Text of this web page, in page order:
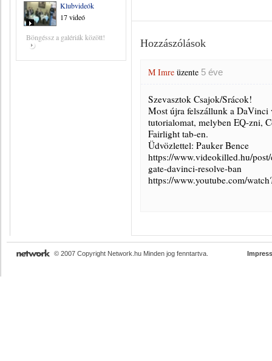
Klubvideók
17 videó
Böngéssz a galériák között! Hozzászólások
M Imre üzente 5 éve
Szevasztok Csajok/Srácok!
Most újra felszállunk a DaVinci
tutorialomat, melyben EQ-zni,
Fairlight tab-en.
Üdvözlettel: Pauker Bence
https://www.videokilled.hu/
gate-davinci-resolve-ban
https://www.youtube.com/
© 2007 Copyright Network.hu Minden jog fenntartva.